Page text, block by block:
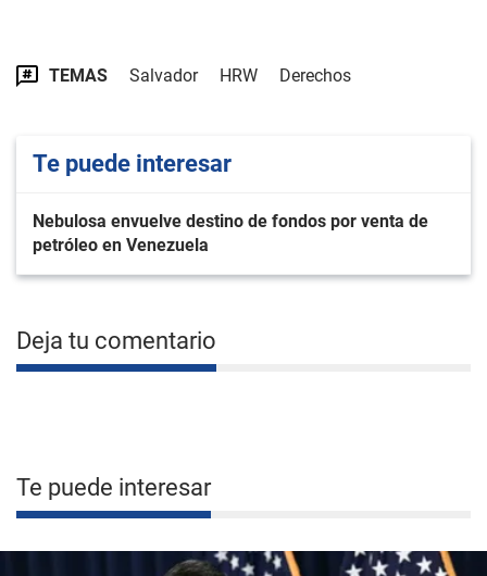
TEMAS Salvador HRW Derechos
Te puede interesar
Nebulosa envuelve destino de fondos por venta de
petróleo en Venezuela
Deja tu comentario
Te puede interesar